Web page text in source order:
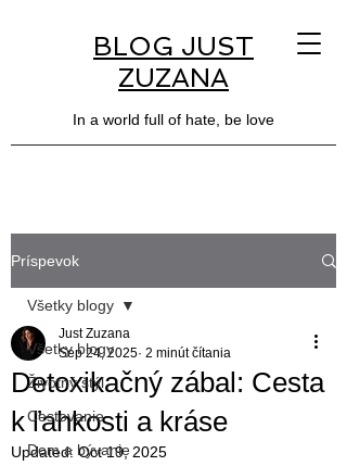
BLOG JUST
ZUZANA
In a world full of hate, be love
Príspevok
Všetky blogy
Životný štýl
Cestovanie
Dom a bývanie
Všetky blogy
Detoxikačný zábal: Cesta
k ľahkosti a kráse
Just Zuzana
Sep 24, 2025 2 minút čítania
Updated: Oct 19, 2025